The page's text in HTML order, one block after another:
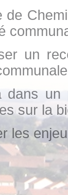
de
un
dans un
sur la
les